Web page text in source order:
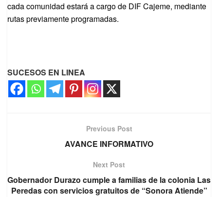
cada comunidad estará a cargo de DIF Cajeme, mediante
rutas previamente programadas.
SUCESOS EN LINEA
Previous Post
AVANCE INFORMATIVO
Next Post
Gobernador Durazo cumple a familias de la colonia Las
Peredas con servicios gratuitos de “Sonora Atiende”